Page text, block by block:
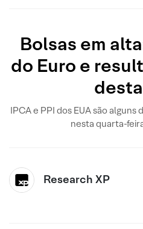
Bolsas em
do Euro e
IPCA e PPI dos EUA são
nesta quarta-
Research XP